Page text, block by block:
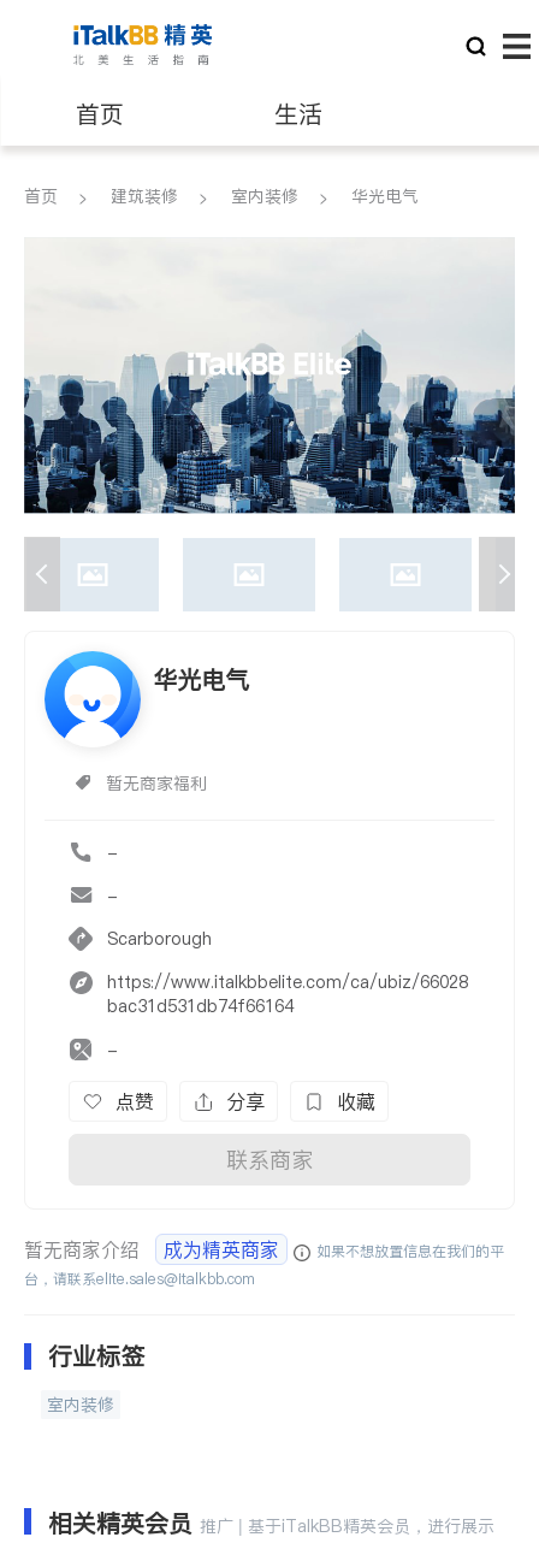
首页 生活
医生 律师
会计师
建筑装修
首页 建筑装修 室内装修 华光电气
华光电气
暂无商家福利
-
-
Scarborough
https://www.italkbbelite.com/ca/ubiz/66028
bac31d531db74f66164
-
点赞 分享 收藏
联系商家
暂无商家介绍 成为精英商家
如果不想放置信息在我们的平
台，请联系elite.sales@italkbb.com
行业标签
室内装修
相关精英会员 推广 | 基于iTalkBB精英会员，进行展示